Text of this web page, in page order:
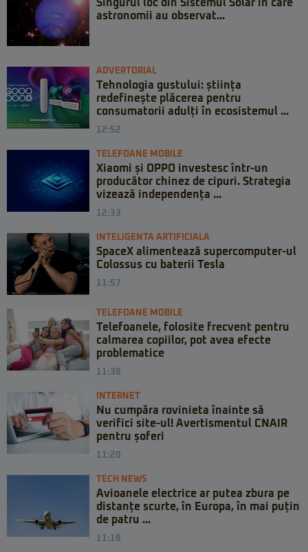
Singurul loc din Sistemul Solar în care
astronomii au observat...
ADVERTORIAL
Tehnologia gustului: știința
redefinește plăcerea pentru
consumatorii adulți în ecosistemul ...
12:52
TELEFOANE MOBILE
Xiaomi și OPPO investesc într-un
producător chinez de cipuri. Strategia
vizează independența ...
12:33
INTELIGENTA ARTIFICIALA
SpaceX alimentează supercomputer-ul
Colossus cu baterii Tesla
11:57
TELEFOANE MOBILE
Telefoanele, folosite frecvent pentru
calmarea copiilor, pot avea efecte
problematice
11:38
INTERNET
Nu cumpăra rovinieta înainte să
verifici site-ul! Avertismentul CNAIR
pentru șoferi
11:20
TECH NEWS
Avioanele electrice ar putea zbura pe
distanțe scurte, în Europa, în mai puțin
de patru ...
11:18